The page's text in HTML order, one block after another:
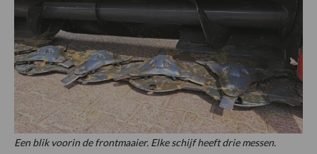
Een blik voorin de frontmaaier. Elke schijf heeft drie messen.